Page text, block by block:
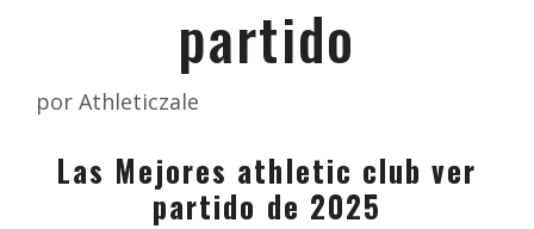
partido
por Athleticzale
Las Mejores athletic club ver
partido de 2025